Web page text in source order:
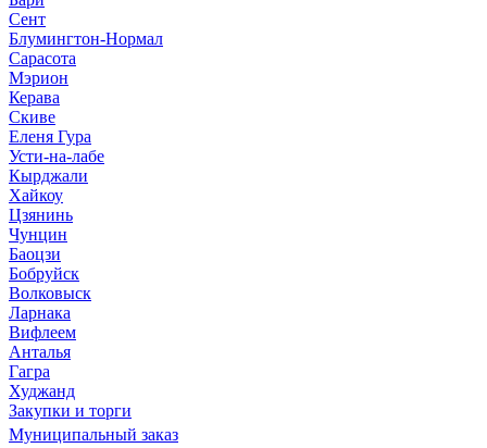
Сент
Блумингтон-Нормал
Сарасота
Мэрион
Керава
Скиве
Еленя Гура
Усти-на-лабе
Кырджали
Хайкоу
Цзянинь
Чунцин
Баоцзи
Бобруйск
Волковыск
Ларнака
Вифлеем
Анталья
Гагра
Худжанд
Закупки и торги
Муниципальный заказ